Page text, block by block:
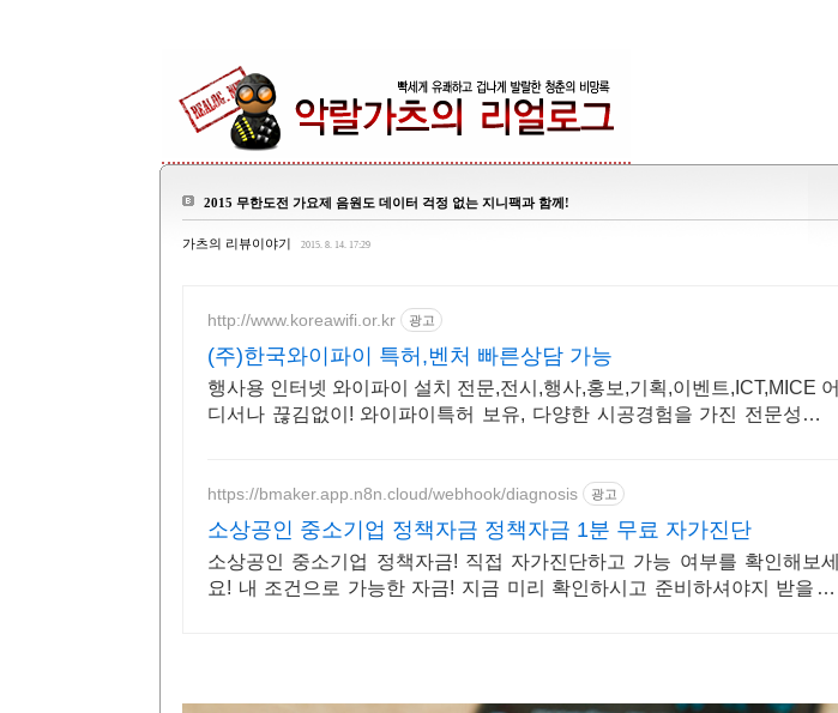
2015 무한도전 가요제 음원도 데이터 걱정 없는 지니팩과 함께!
가츠의 리뷰이야기 2015. 8. 14. 17:29
http://www.koreawifi.or.kr 광고
(주)한국와이파이 특허,벤처 빠른상담 가능
행사용 인터넷 와이파이 설치 전문,전시,행사,홍보,기획,이벤트,ICT,MICE 어
디서나 끊김없이! 와이파이특허 보유, 다양한 시공경험을 가진 전문성있는
https://bmaker.app.n8n.cloud/webhook/diagnosis 광고
소상공인 중소기업 정책자금 정책자금 1분 무료 자가진단
소상공인 중소기업 정책자금! 직접 자가진단하고 가능 여부를 확인해보세
요! 내 조건으로 가능한 자금! 지금 미리 확인하시고 준비하셔야지 받을 수